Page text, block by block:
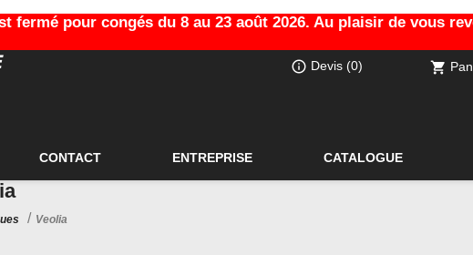
fermé pour congés du 8 au 23 août 2026. Au plaisir de vous
CONTACT ENTREPRISE CATALOGUE
shopping_cart
info_outline Devis (0)
Veolia